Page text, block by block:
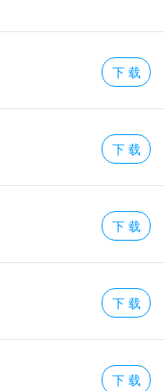
下 载
下 载
下 载
下 载
下 载